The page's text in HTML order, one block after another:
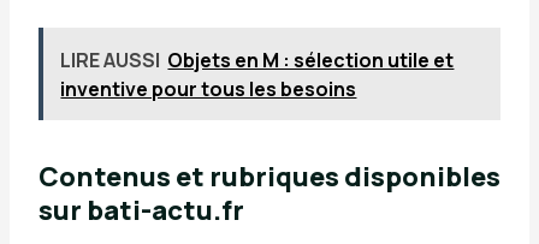
LIRE AUSSI Objets en M : sélection utile et
inventive pour tous les besoins
Contenus et rubriques disponibles
sur bati-actu.fr